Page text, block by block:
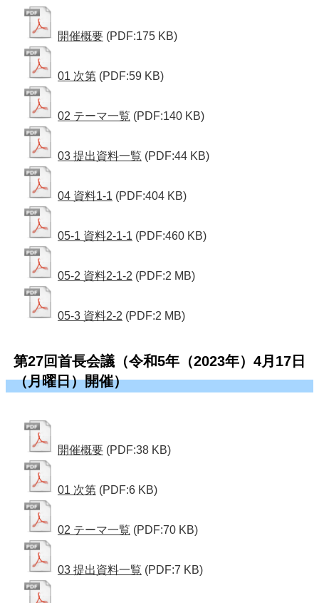
開催概要 (PDF:175 KB)
01 次第 (PDF:59 KB)
02 テーマ一覧 (PDF:140 KB)
03 提出資料一覧 (PDF:44 KB)
04 資料1-1 (PDF:404 KB)
05-1 資料2-1-1 (PDF:460 KB)
05-2 資料2-1-2 (PDF:2 MB)
05-3 資料2-2 (PDF:2 MB)
第27回首長会議（令和5年（2023年）4月17日
（月曜日）開催）
開催概要 (PDF:38 KB)
01 次第 (PDF:6 KB)
02 テーマ一覧 (PDF:70 KB)
03 提出資料一覧 (PDF:7 KB)